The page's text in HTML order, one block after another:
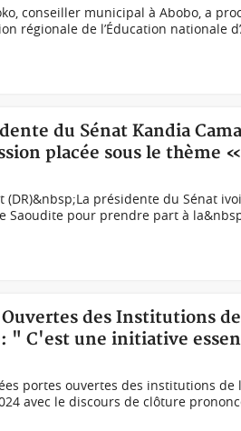
conseiller municipal à Abobo, a
régionale de l’Éducation nationale
du Sénat Kandia
placée sous le thème
(DR)&nbsp;La présidente du Sénat
Saoudite pour prendre part à
des Institutions
" C'est une initiative
portes ouvertes des institutions de
avec le discours de clôture